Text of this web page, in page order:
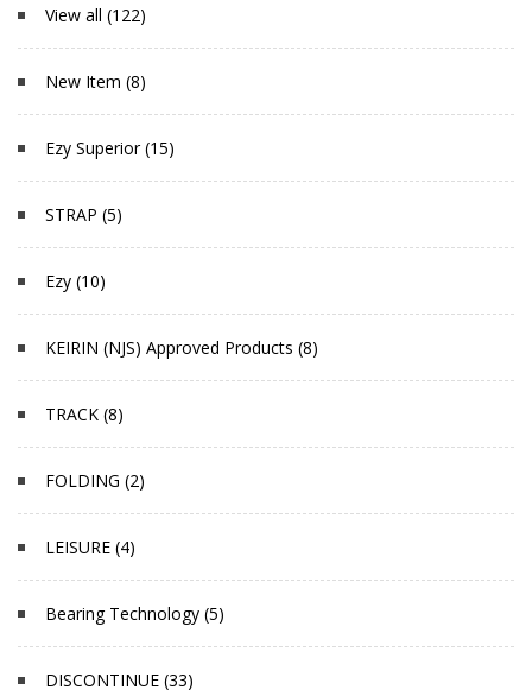
View all (122)
New Item (8)
Ezy Superior (15)
STRAP (5)
Ezy (10)
KEIRIN (NJS) Approved Products (8)
TRACK (8)
FOLDING (2)
LEISURE (4)
Bearing Technology (5)
DISCONTINUE (33)